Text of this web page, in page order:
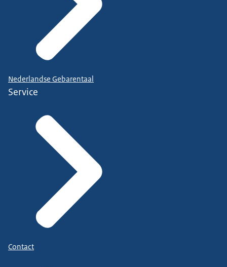
Nederlandse Gebarentaal
Service
Contact